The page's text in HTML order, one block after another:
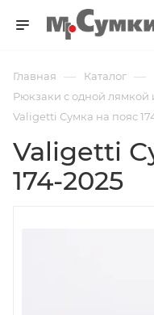
Главная — Каталог —
Рюкзаки с одной лямкой
Valigetti Сумка на пояс
Valigetti
174-2025